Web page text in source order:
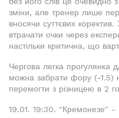
зміни, але тренер лише
вносячи суттєвих
втрачати очки через
настільки критична, що
Чергова легка прогулянка
можна забрати фору (-1.5)
перемогти з різницею в 2
19.01. 19:30. "Кремонезе" -